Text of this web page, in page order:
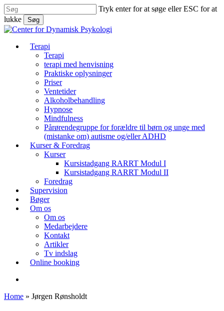
Skip
to
main
content
Tryk enter for at søge eller ESC for at
lukke
Søg
Luk
Menu
Terapi
Terapi
terapi med henvisning
Praktiske oplysninger
Priser
Ventetider
Alkoholbehandling
Hypnose
Mindfulness
Pårørendegruppe for forældre til børn og unge med
(mistanke om) autisme og/eller ADHD
Kurser & Foredrag
Kurser
Kursistadgang RARRT Modul I
Kursistadgang RARRT Modul II
Foredrag
Supervision
Bøger
Om os
Om os
Medarbejdere
Kontakt
Artikler
Tv indslag
Online booking
Home » Jørgen Rønsholdt